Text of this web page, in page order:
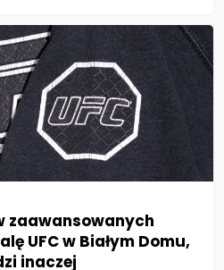
zaawansowanych
UFC w Białym Domu,
inaczej